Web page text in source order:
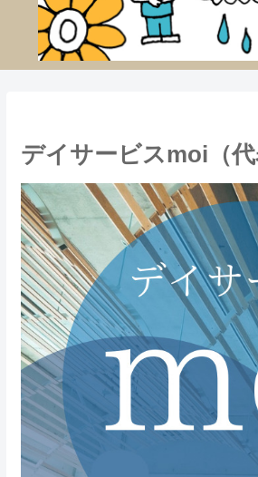
デイサービスmoi（